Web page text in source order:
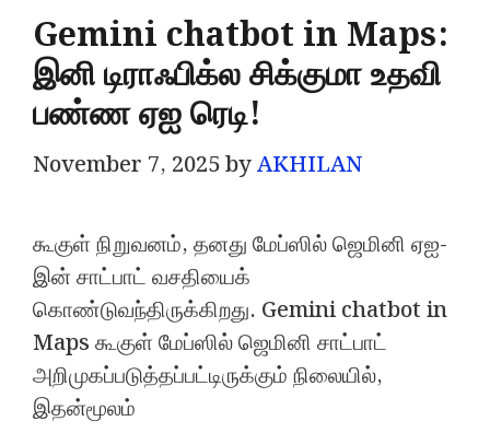
Gemini chatbot in Maps:
இனி டிராஃபிக்ல சிக்குமா உதவி
பண்ண ஏஐ ரெடி!
November 7, 2025byAKHILAN
கூகுள் நிறுவனம், தனது மேப்ஸில் ஜெமினி ஏஐ-
இன் சாட்பாட் வசதியைக்
கொண்டுவந்திருக்கிறது. Gemini chatbot in
Maps கூகுள் மேப்ஸில் ஜெமினி சாட்பாட்
அறிமுகப்படுத்தப்பட்டிருக்கும் நிலையில்,
இதன்மூலம்